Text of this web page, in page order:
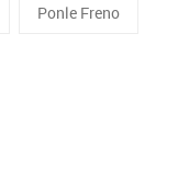
Ponle Freno